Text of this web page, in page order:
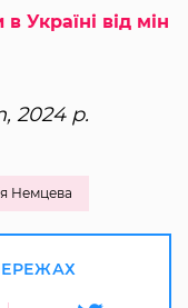
Україні від мін
2024 р.
Немцева